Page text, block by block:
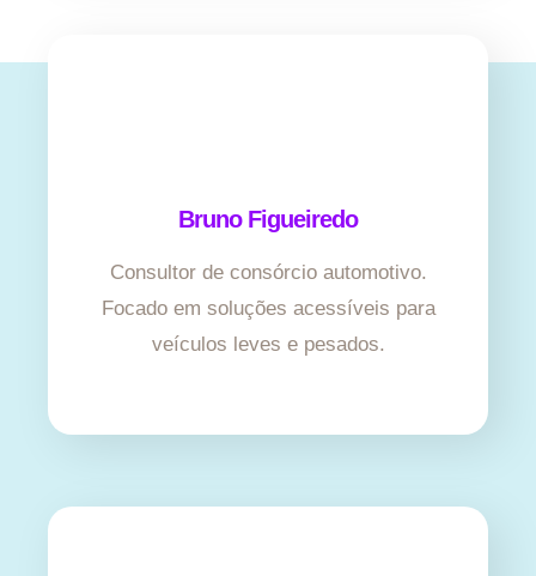
Bruno Figueiredo
Consultor de consórcio automotivo.
Focado em soluções acessíveis para
veículos leves e pesados.